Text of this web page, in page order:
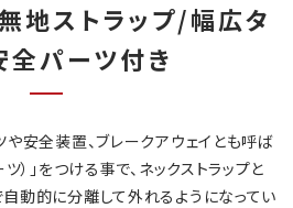
新規会員登録
地ストラップ/幅広タ
全パーツ付き
や安全装置、ブレークアウェイとも呼ば
）」をつける事で、ネックストラップと
動的に分離して外れるようになってい